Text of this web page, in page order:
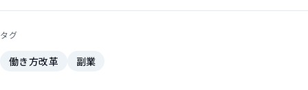
タグ
働き方改革 副業